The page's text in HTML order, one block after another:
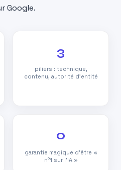
Google.
3
piliers : technique,
contenu, autorité d’entité
0
garantie magique d’être «
n°1 sur l’IA »